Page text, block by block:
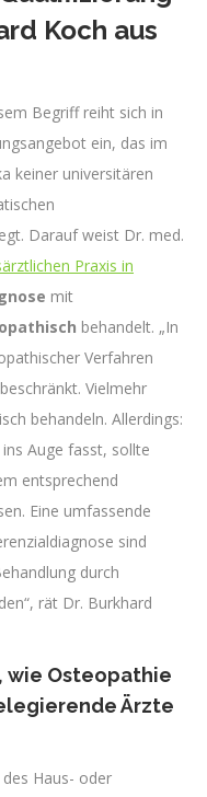
Koch aus
Begriff reiht sich in
ein, das im
keiner universitären
Darauf weist Dr. med.
Praxis in
mit
behandelt. „In
Verfahren
Vielmehr
behandeln. Allerdings:
Auge fasst, sollte
entsprechend
Eine umfassende
sind
durch
rät Dr. Burkhard
wie Osteopathie
Ärzte
Haus- oder